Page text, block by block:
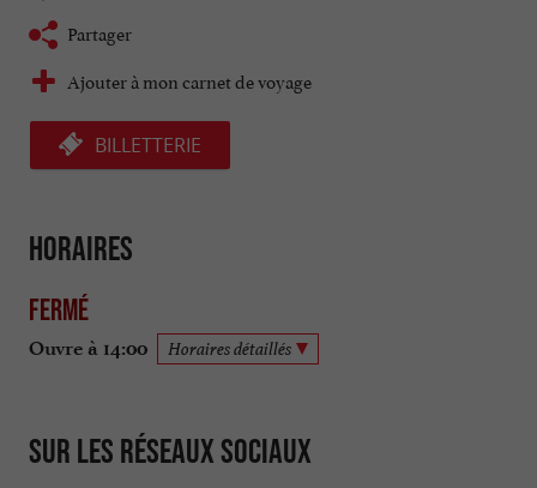
Partager
Ajouter à mon carnet de voyage
BILLETTERIE
Horaires
Fermé
Ouvre à 14:00 Horaires détaillés
Sur les réseaux sociaux